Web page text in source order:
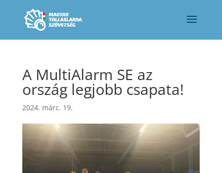
A MultiAlarm SE az
ország legjobb csapata!
2024. márc. 19.